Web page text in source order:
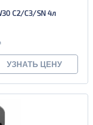
C2/C3/SN 4л
УЗНАТЬ ЦЕНУ